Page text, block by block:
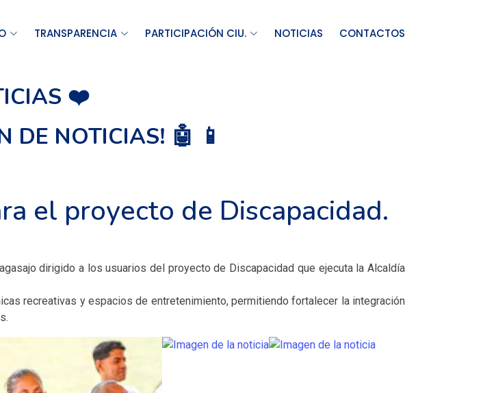
TRANSPARENCIA PARTICIPACIÓN CIU. NOTICIAS CONTACTOS
❤️
DE NOTICIAS! 🤖 📱
el proyecto de Discapacidad.
dirigido a los usuarios del proyecto de Discapacidad que ejecuta la Alcaldía
recreativas y espacios de entretenimiento, permitiendo fortalecer la integración